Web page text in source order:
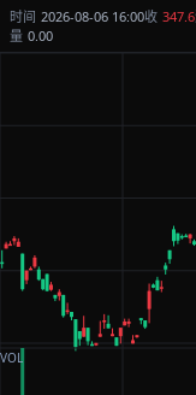
时间 2026-08-06 16:00收 347.6
量 0.00